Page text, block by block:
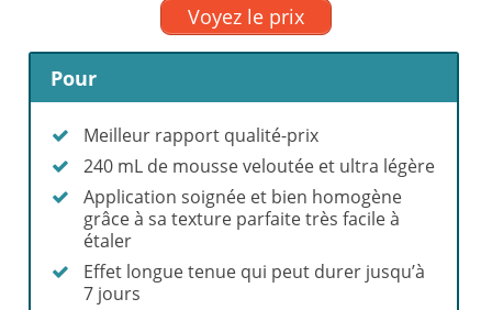
Voyez le prix
Pour
Meilleur rapport qualité-prix
240 mL de mousse veloutée et ultra légère
Application soignée et bien homogène
grâce à sa texture parfaite très facile à
étaler
Effet longue tenue qui peut durer jusqu’à
7 jours